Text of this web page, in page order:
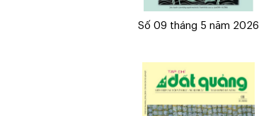
Số 09 tháng 5 năm 2026